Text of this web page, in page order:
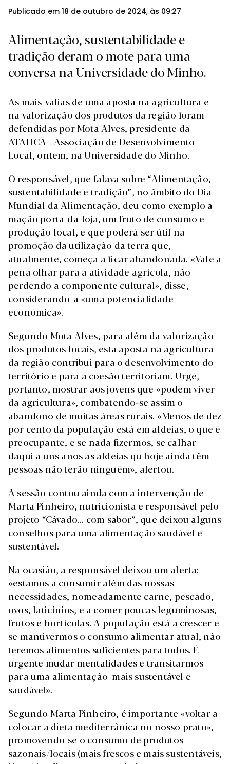
Publicado em 18 de outubro de 2024, às 09:27
Alimentação, sustentabilidade e
tradição deram o mote para uma
conversa na Universidade do Minho.
As mais-valias de uma aposta na agricultura e
na valorização dos produtos da região foram
defendidas por Mota Alves, presidente da
ATAHCA - Associação de Desenvolvimento
Local, ontem, na Universidade do Minho.
O responsável, que falava sobre “Alimentação,
sustentabilidade e tradição”, no âmbito do Dia
Mundial da Alimentação, deu como exemplo a
mação porta-da-loja, um fruto de consumo e
produção local, e que poderá ser útil na
promoção da utilização da terra que,
atualmente, começa a ficar abandonada. «Vale a
pena olhar para a atividade agrícola, não
perdendo a componente cultural», disse,
considerando-a «uma potencialidade
económica».
Segundo Mota Alves, para além da valorização
dos produtos locais, esta aposta na agricultura
da região contribui para o desenvolvimento do
território e para a coesão territoriam. Urge,
portanto, mostrar aos jovens que «podem viver
da agricultura», combatendo-se assim o
abandono de muitas áreas rurais. «Menos de dez
por cento da população está em aldeias, o que é
preocupante, e se nada fizermos, se calhar
daqui a uns anos as aldeias qu hoje ainda têm
pessoas não terão ninguém», alertou.
A sessão contou ainda com a intervenção de
Marta Pinheiro, nutricionista e responsável pelo
projeto “Cávado... com sabor”, que deixou alguns
conselhos para uma alimentação saudável e
sustentável.
Na ocasião, a responsável deixou um alerta:
«estamos a consumir além das nossas
necessidades, nomeadamente carne, pescado,
ovos, laticínios, e a comer poucas leguminosas,
frutos e hortícolas. A população está a crescer e
se mantivermos o consumo alimentar atual, não
teremos alimentos suficientes para todos. É
urgente mudar mentalidades e transitarmos
para uma alimentação mais sustentável e
saudável».
Segundo Marta Pinheiro, é importante «voltar a
colocar a dieta mediterrânica no nosso prato»,
promovendo-se o consumo de produtos
sazonais/locais (mais frescos e mais sustentáveis,